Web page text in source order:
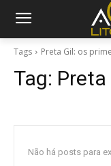
Tags Preta Gil: os
Tag:
Não há posts para